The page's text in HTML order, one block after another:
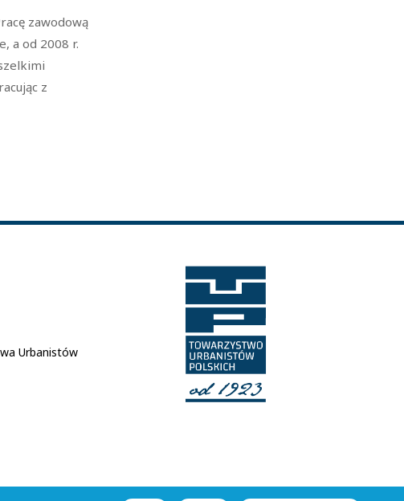
zawodową
a od 2008 r.
z
Urbanistów